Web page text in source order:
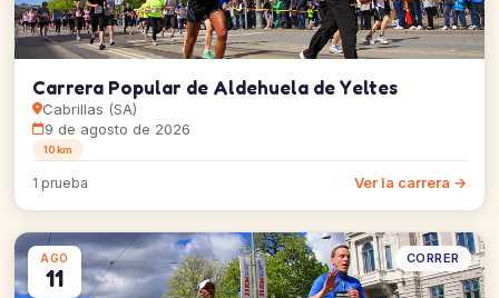
Carrera Popular de Aldehuela de Yeltes
Cabrillas (SA)
9 de agosto de 2026
10 km
1 prueba Ver la carrera →
AGO
11
CORRER